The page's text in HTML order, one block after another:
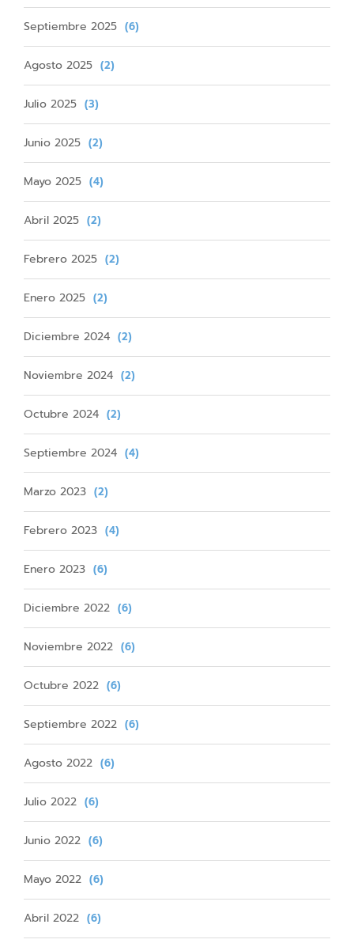
Septiembre 2025 (6)
Agosto 2025 (2)
Julio 2025 (3)
Junio 2025 (2)
Mayo 2025 (4)
Abril 2025 (2)
Febrero 2025 (2)
Enero 2025 (2)
Diciembre 2024 (2)
Noviembre 2024 (2)
Octubre 2024 (2)
Septiembre 2024 (4)
Marzo 2023 (2)
Febrero 2023 (4)
Enero 2023 (6)
Diciembre 2022 (6)
Noviembre 2022 (6)
Octubre 2022 (6)
Septiembre 2022 (6)
Agosto 2022 (6)
Julio 2022 (6)
Junio 2022 (6)
Mayo 2022 (6)
Abril 2022 (6)